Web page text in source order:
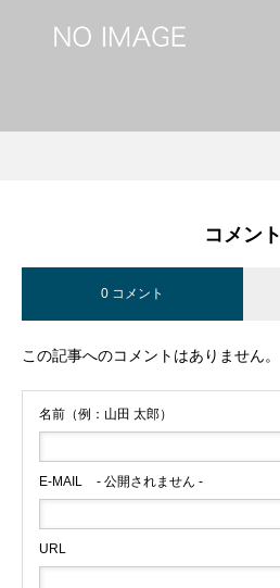
コメント
0 コメント
この記事へのコメントはありません。
名前（例：山田 太郎）
E-MAIL - 公開されません -
URL